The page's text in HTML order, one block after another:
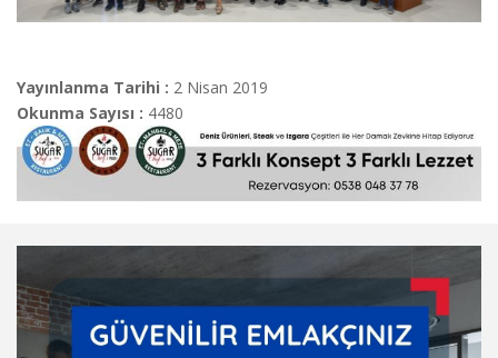
Yayınlanma Tarihi : 2 Nisan 2019
Okunma Sayısı : 4480